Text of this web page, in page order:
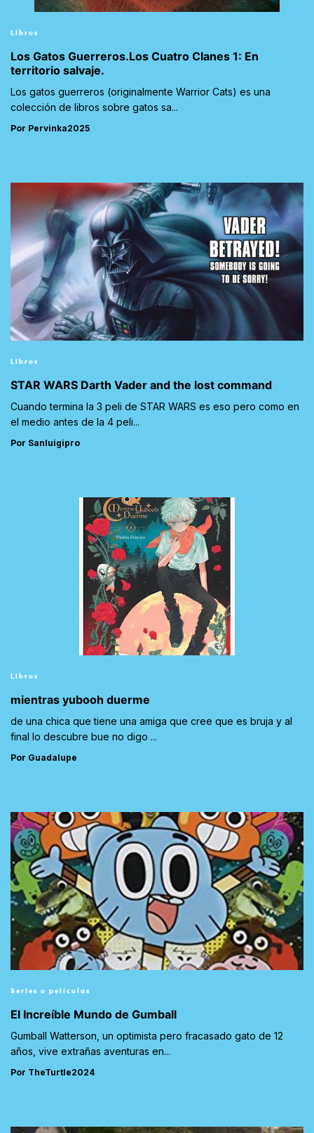
Libros
Los Gatos Guerreros.Los Cuatro Clanes 1: En
territorio salvaje.
Los gatos guerreros (originalmente Warrior Cats) es una
colección de libros sobre gatos sa...
Por Pervinka2025
Libros
STAR WARS Darth Vader and the lost command
Cuando termina la 3 peli de STAR WARS es eso pero como en
el medio antes de la 4 peli...
Por Sanluigipro
Libros
mientras yubooh duerme
de una chica que tiene una amiga que cree que es bruja y al
final lo descubre bue no digo ...
Por Guadalupe
Series o películas
El Increíble Mundo de Gumball
Gumball Watterson, un optimista pero fracasado gato de 12
años, vive extrañas aventuras en...
Por TheTurtle2024